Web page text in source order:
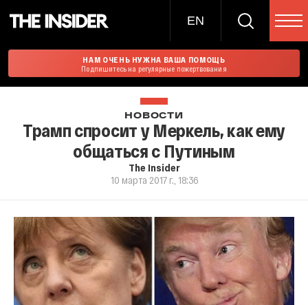
EN
НАМ ОЧЕНЬ НУЖНА ВАША ПОМОЩЬ
Подпишитесь на регулярные пожертвования
НОВОСТИ
Трамп спросит у Меркель, как ему
общаться с Путиным
The Insider
10 марта 2017 г., 18:36